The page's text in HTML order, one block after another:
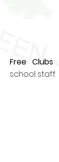
Free Clubs
school staff.